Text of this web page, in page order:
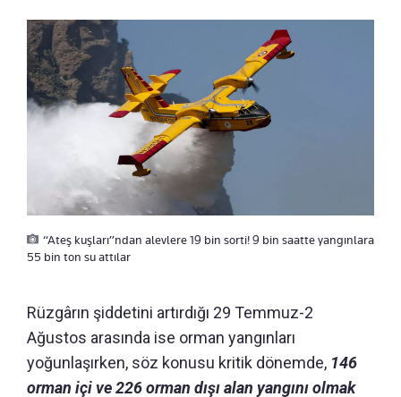
“Ateş kuşları”ndan alevlere 19 bin sorti! 9 bin saatte yangınlara
55 bin ton su attılar
Rüzgârın şiddetini artırdığı 29 Temmuz-2
Ağustos arasında ise orman yangınları
yoğunlaşırken, söz konusu kritik dönemde, 146
orman içi ve 226 orman dışı alan yangını olmak